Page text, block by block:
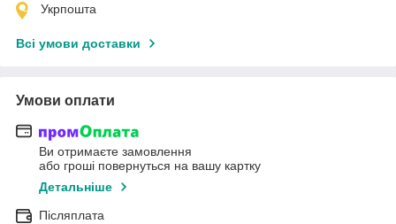
Укрпошта
Всі умови доставки
Умови оплати
Ви отримаєте замовлення
або гроші повернуться на вашу картку
Детальніше
Післяплата